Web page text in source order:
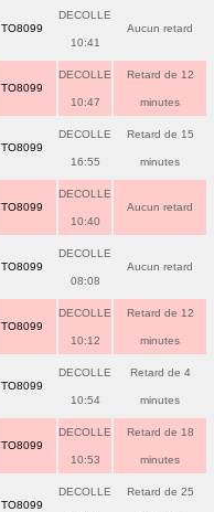
TO8099
DECOLLE
10:41
Aucun retard
TO8099
DECOLLE
10:47
Retard de 12
minutes
TO8099
DECOLLE
16:55
Retard de 15
minutes
TO8099
DECOLLE
10:40
Aucun retard
TO8099
DECOLLE
08:08
Aucun retard
TO8099
DECOLLE
10:12
Retard de 12
minutes
TO8099
DECOLLE
10:54
Retard de 4
minutes
TO8099
DECOLLE
10:53
Retard de 18
minutes
TO8099
DECOLLE Retard de 25